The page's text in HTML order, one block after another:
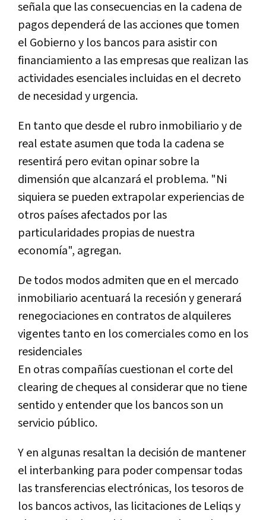
señala que las consecuencias en la cadena de
pagos dependerá de las acciones que tomen
el Gobierno y los bancos para asistir con
financiamiento a las empresas que realizan las
actividades esenciales incluidas en el decreto
de necesidad y urgencia.
En tanto que desde el rubro inmobiliario y de
real estate asumen que toda la cadena se
resentirá pero evitan opinar sobre la
dimensión que alcanzará el problema. "Ni
siquiera se pueden extrapolar experiencias de
otros países afectados por las
particularidades propias de nuestra
economía", agregan.
De todos modos admiten que en el mercado
inmobiliario acentuará la recesión y generará
renegociaciones en contratos de alquileres
vigentes tanto en los comerciales como en los
residenciales
En otras compañías cuestionan el corte del
clearing de cheques al considerar que no tiene
sentido y entender que los bancos son un
servicio público.
Y en algunas resaltan la decisión de mantener
el interbanking para poder compensar todas
las transferencias electrónicas, los tesoros de
los bancos activos, las licitaciones de Leliqs y